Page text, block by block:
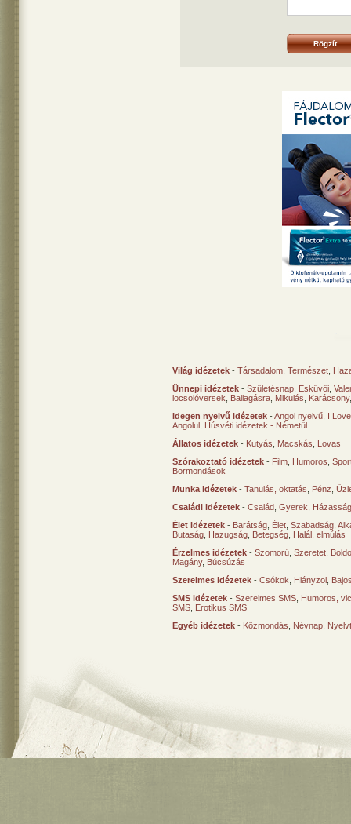
Rögzít
Világ idézetek - Társadalom Természet
Ünnepi idézetek - Születésnap Esküvői
locsolóversek
Ballagásra Mikulás Karácsony
Idegen nyelvű idézetek -Angol nyelvű I
Angolul Húsvéti idézetek - Németül
Állatos idézetek - Kutyás Macskás
Lovas
Szórakoztató idézetek - Film Humoros
Bormondások
Munka idézetek - Tanulás, oktatás Pénz
Családi idézetek - Család Gyerek
Élet idézetek - Barátság Élet Szabadság
Butaság Hazugság Betegség Halál, elmúlás
Érzelmes idézetek - Szomorú Szeretet
Magány, Búcsúzás
Szerelmes idézetek - Csókok Hiányzol
SMS idézetek - Szerelmes SMS Humoros,
SMS Erotikus SMS
Egyéb idézetek - Közmondás Névnap